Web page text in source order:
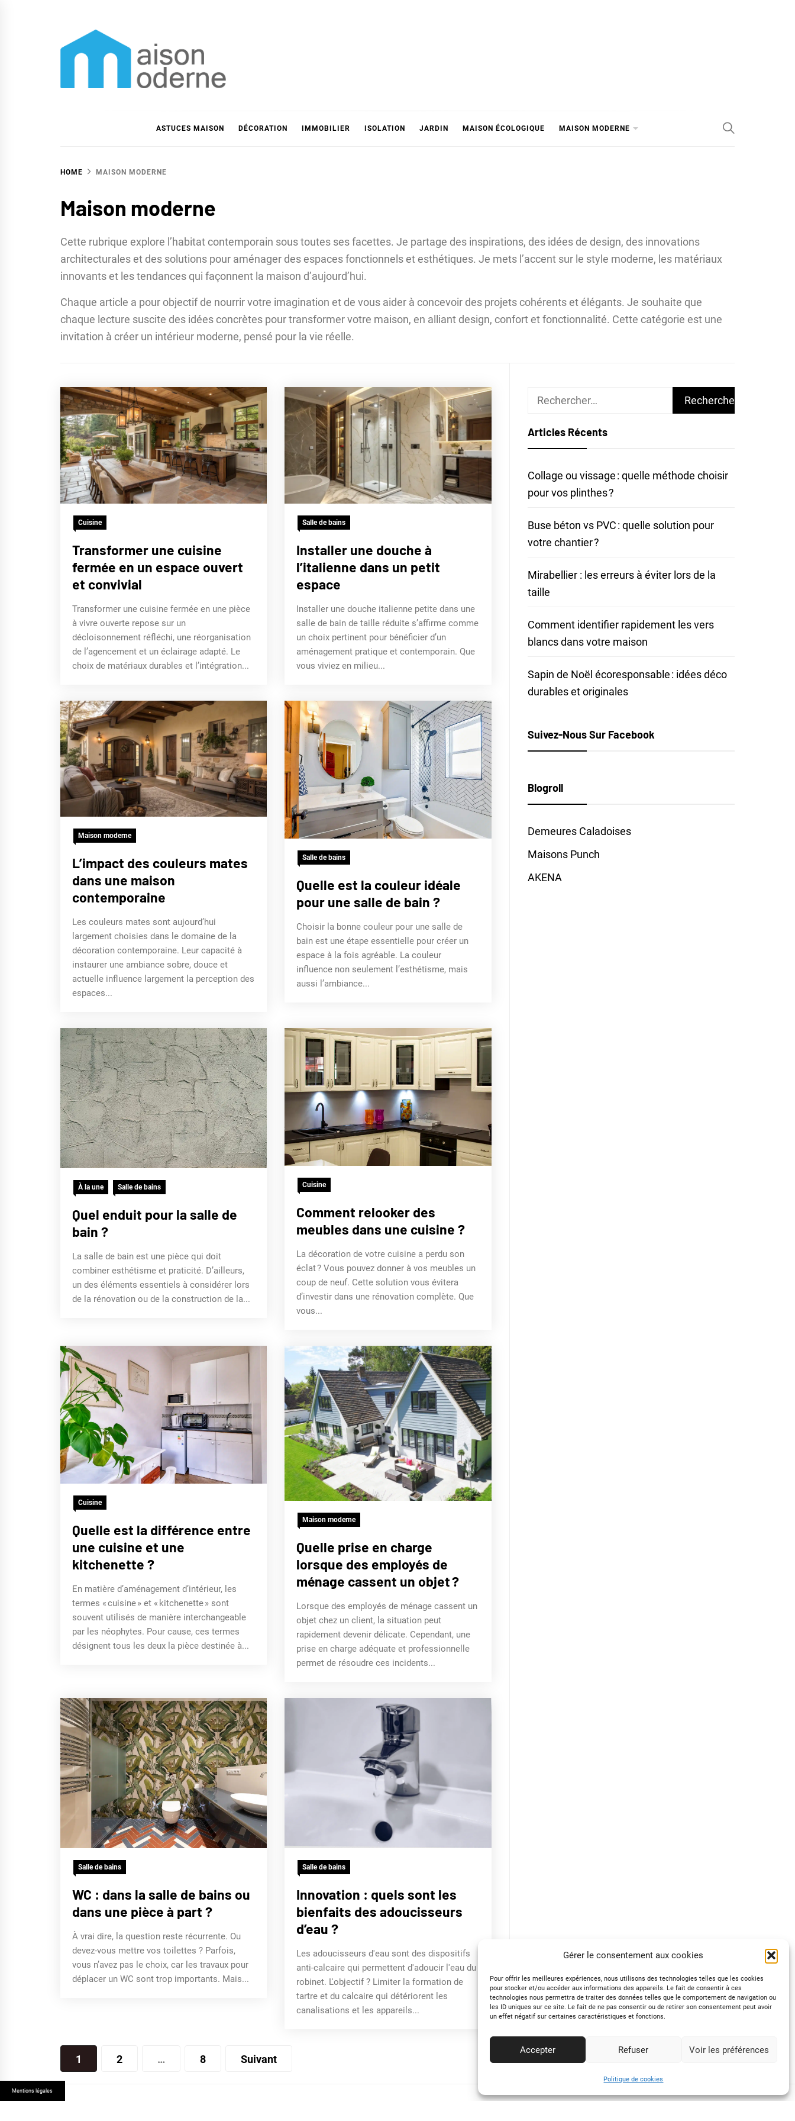
Gérer le consentement aux cookies
Pour offrir les meilleures expériences, nous utilisons des technologies telles que les cookies
pour stocker et/ou accéder aux informations des appareils. Le fait de consentir à ces
technologies nous permettra de traiter des données telles que le comportement de navigation ou
les ID uniques sur ce site. Le fait de ne pas consentir ou de retirer son consentement peut avoir
un effet négatif sur certaines caractéristiques et fonctions.
Accepter Refuser Voir les préférences
Politique de cookies
Mentions légales
ASTUCES MAISON DÉCORATION IMMOBILIER ISOLATION JARDIN MAISON ÉCOLOGIQUE MAISON MODERNE
HOME MAISON MODERNE
Maison moderne
Cette rubrique explore l’habitat contemporain sous toutes ses facettes. Je partage des inspirations, des idées de design, des innovations
architecturales et des solutions pour aménager des espaces fonctionnels et esthétiques. Je mets l’accent sur le style moderne, les matériaux
innovants et les tendances qui façonnent la maison d’aujourd’hui.
Chaque article a pour objectif de nourrir votre imagination et de vous aider à concevoir des projets cohérents et élégants. Je souhaite que
chaque lecture suscite des idées concrètes pour transformer votre maison, en alliant design, confort et fonctionnalité. Cette catégorie est une
invitation à créer un intérieur moderne, pensé pour la vie réelle.
Cuisine
Transformer une cuisine
fermée en un espace ouvert
et convivial
Transformer une cuisine fermée en une pièce
à vivre ouverte repose sur un
décloisonnement réfléchi, une réorganisation
de l’agencement et un éclairage adapté. Le
choix de matériaux durables et l’intégration...
Salle de bains
Installer une douche à
l’italienne dans un petit
espace
Installer une douche italienne petite dans une
salle de bain de taille réduite s’affirme comme
un choix pertinent pour bénéficier d’un
aménagement pratique et contemporain. Que
vous viviez en milieu...
Maison moderne
L’impact des couleurs mates
dans une maison
contemporaine
Les couleurs mates sont aujourd’hui
largement choisies dans le domaine de la
décoration contemporaine. Leur capacité à
instaurer une ambiance sobre, douce et
actuelle influence largement la perception des
espaces...
Salle de bains
Quelle est la couleur idéale
pour une salle de bain ?
Choisir la bonne couleur pour une salle de
bain est une étape essentielle pour créer un
espace à la fois agréable. La couleur
influence non seulement l’esthétisme, mais
aussi l’ambiance...
À la une Salle de bains
Quel enduit pour la salle de
bain ?
La salle de bain est une pièce qui doit
combiner esthétisme et praticité. D’ailleurs,
un des éléments essentiels à considérer lors
de la rénovation ou de la construction de la...
Cuisine
Comment relooker des
meubles dans une cuisine ?
La décoration de votre cuisine a perdu son
éclat ? Vous pouvez donner à vos meubles un
coup de neuf. Cette solution vous évitera
d’investir dans une rénovation complète. Que
vous...
Cuisine
Quelle est la différence entre
une cuisine et une
kitchenette ?
En matière d’aménagement d’intérieur, les
termes « cuisine » et « kitchenette » sont
souvent utilisés de manière interchangeable
par les néophytes. Pour cause, ces termes
désignent tous les deux la pièce destinée à...
Maison moderne
Quelle prise en charge
lorsque des employés de
ménage cassent un objet ?
Lorsque des employés de ménage cassent un
objet chez un client, la situation peut
rapidement devenir délicate. Cependant, une
prise en charge adéquate et professionnelle
permet de résoudre ces incidents...
Salle de bains
WC : dans la salle de bains ou
dans une pièce à part ?
À vrai dire, la question reste récurrente. Ou
devez-vous mettre vos toilettes ? Parfois,
vous n’avez pas le choix, car les travaux pour
déplacer un WC sont trop importants. Mais...
Salle de bains
Innovation : quels sont les
bienfaits des adoucisseurs
d’eau ?
Les adoucisseurs d'eau sont des dispositifs
anti-calcaire qui permettent d'adoucir l'eau du
robinet. L'objectif ? Limiter la formation de
tartre et du calcaire qui détériorent les
canalisations et les appareils...
Pagination
des
publications
1 2 … 8 Suivant
Rechercher :
Articles Récents
Collage ou vissage : quelle méthode choisir
pour vos plinthes ?
Buse béton vs PVC : quelle solution pour
votre chantier ?
Mirabellier : les erreurs à éviter lors de la
taille
Comment identifier rapidement les vers
blancs dans votre maison
Sapin de Noël écoresponsable : idées déco
durables et originales
Suivez-Nous Sur Facebook
Blogroll
Demeures Caladoises
Maisons Punch
AKENA